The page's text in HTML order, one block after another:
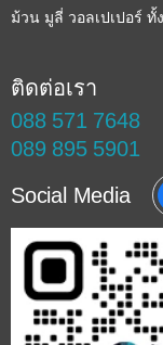
ม้วน มูลี่ วอลเปเปอร์
ติดต่อเรา
088 571 7648
089 895 5901
Social Media